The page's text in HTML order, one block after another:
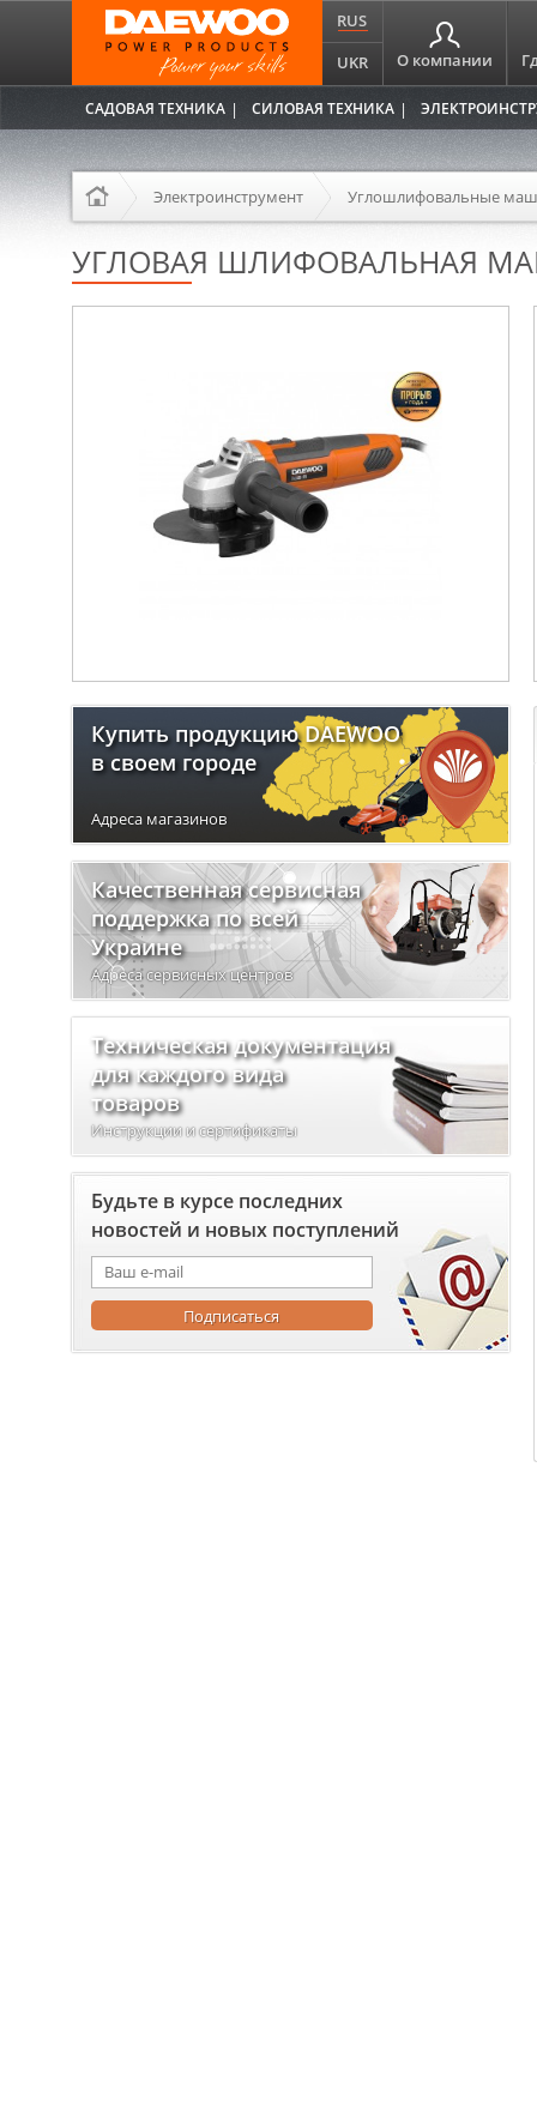
RUS
UKR
О компании
САДОВАЯ ТЕХНИКА СИЛОВАЯ ТЕХНИКА
Электроинструмент Углошлифовальные
УГЛОВАЯ ШЛИФОВАЛЬНАЯ
Купить продукцию DAEWOO
в своем городе
Адреса магазинов
Качественная сервисная
поддержка по всей
Украине
Адреса сервисных центров
Техническая документация
для каждого вида
товаров
Инструкции и сертификаты
Будьте в курсе последних
новостей и новых поступлений